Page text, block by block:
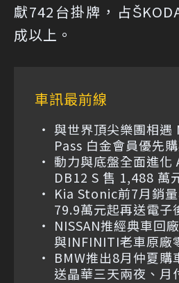
獻742台掛牌，占
成以上。
車訊最前線
與世界頂尖樂團相
Pass 白金會員優先
動力與底盤全面進
DB12 S 售 1,488 萬
Kia Stonic前7月銷
79.9萬元起再送電子
NISSAN推經典車回
與INFINITI老車原廠
BMW推出8月仲夏
送晶華三天兩夜、月